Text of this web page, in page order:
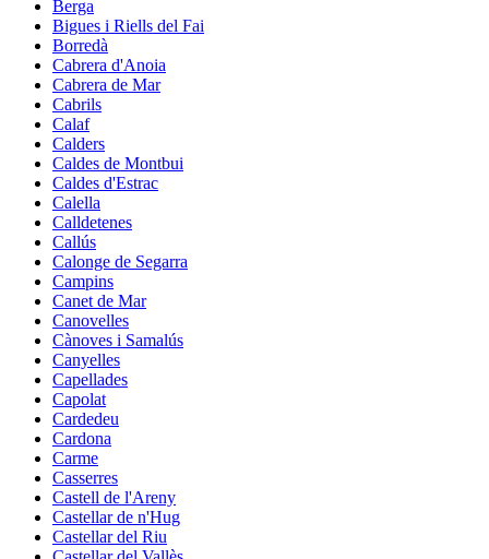
Berga
Bigues i Riells del Fai
Borredà
Cabrera d'Anoia
Cabrera de Mar
Cabrils
Calaf
Calders
Caldes de Montbui
Caldes d'Estrac
Calella
Calldetenes
Callús
Calonge de Segarra
Campins
Canet de Mar
Canovelles
Cànoves i Samalús
Canyelles
Capellades
Capolat
Cardedeu
Cardona
Carme
Casserres
Castell de l'Areny
Castellar de n'Hug
Castellar del Riu